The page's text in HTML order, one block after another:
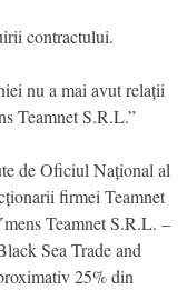
contractului.
nu a mai avut relații
Teamnet S.R.L.”
de Oficiul Național al
firmei Teamnet
Teamnet S.R.L. –
Sea Trade and
25% din